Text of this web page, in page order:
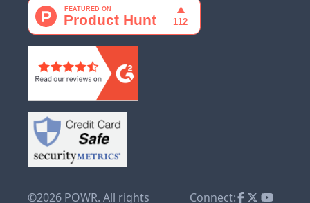
©2026 POWR. All rights Connect: